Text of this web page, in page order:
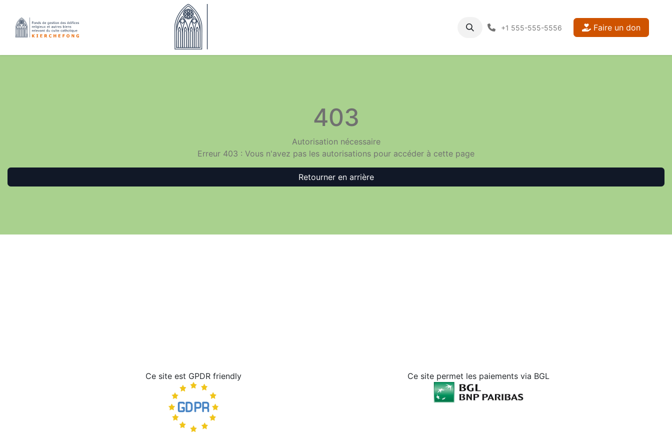
+1 555-555-5556 Faire un don
403
Autorisation nécessaire
Erreur 403 : Vous n'avez pas les autorisations pour accéder à cette page
Retourner en arrière
Ce site est GPDR friendly Ce site permet les paiements via BGL